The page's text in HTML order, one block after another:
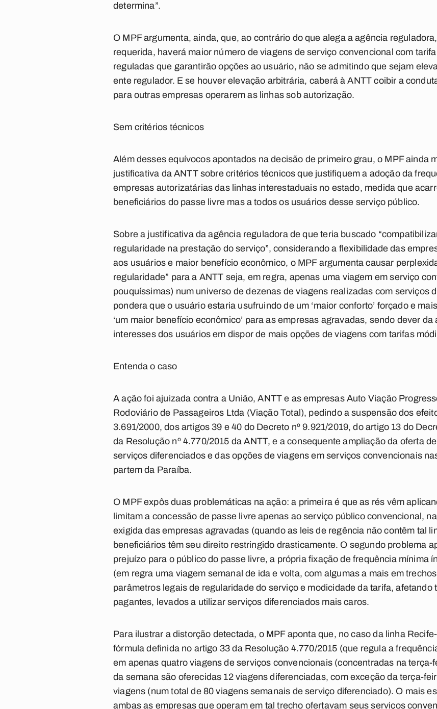
determina”.
O MPF argumenta, ainda, que, ao contrário do que alega a agência
requerida, haverá maior número de viagens de serviço convencional com
reguladas que garantirão opções ao usuário, não se admitindo que sejam
ente regulador. E se houver elevação arbitrária, caberá à ANTT coibir a
para outras empresas operarem as linhas sob autorização.
Sem critérios técnicos
Além desses equívocos apontados na decisão de primeiro grau, o MPF ainda
justificativa da ANTT sobre critérios técnicos que justifiquem a adoção da
empresas autorizatárias das linhas interestaduais no estado, medida que
beneficiários do passe livre mas a todos os usuários desse serviço público.
Sobre a justificativa da agência reguladora de que teria buscado
regularidade na prestação do serviço”, considerando a flexibilidade das
aos usuários e maior benefício econômico, o MPF argumenta causar
regularidade” para a ANTT seja, em regra, apenas uma viagem em serviço
pouquíssimas) num universo de dezenas de viagens realizadas com serviços
pondera que o usuário estaria usufruindo de um ‘maior conforto’ forçado e
‘um maior benefício econômico’ para as empresas agravadas, sendo dever
interesses dos usuários em dispor de mais opções de viagens com tarifas
Entenda o caso
A ação foi ajuizada contra a União, ANTT e as empresas Auto Viação
Rodoviário de Passageiros Ltda (Viação Total), pedindo a suspensão dos
3.691/2000, dos artigos 39 e 40 do Decreto nº 9.921/2019, do artigo 13 do
da Resolução nº 4.770/2015 da ANTT, e a consequente ampliação da oferta
serviços diferenciados e das opções de viagens em serviços convencionais
partem da Paraíba.
O MPF expôs duas problemáticas na ação: a primeira é que as rés vêm
limitam a concessão de passe livre apenas ao serviço público convencional,
exigida das empresas agravadas (quando as leis de regência não contêm tal
beneficiários têm seu direito restringido drasticamente. O segundo problema
prejuízo para o público do passe livre, a própria fixação de frequência mínima
(em regra uma viagem semanal de ida e volta, com algumas a mais em
parâmetros legais de regularidade do serviço e modicidade da tarifa, afetando
pagantes, levados a utilizar serviços diferenciados mais caros.
Para ilustrar a distorção detectada, o MPF aponta que, no caso da linha
fórmula definida no artigo 33 da Resolução 4.770/2015 (que regula a
em apenas quatro viagens de serviços convencionais (concentradas na terça-
da semana são oferecidas 12 viagens diferenciadas, com exceção da terça-
viagens (num total de 80 viagens semanais de serviço diferenciado). O mais
ambas as empresas que operam em tal trecho ofertavam seus serviços